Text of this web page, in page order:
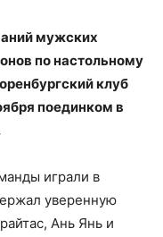
мужских
по настольному
клуб
поединком в
играли в
уверенную
Ань Янь и